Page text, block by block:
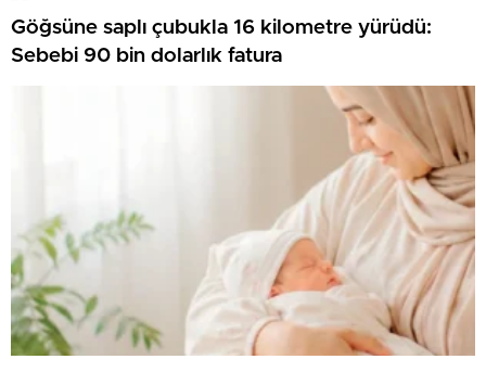
Göğsüne saplı çubukla 16 kilometre yürüdü:
Sebebi 90 bin dolarlık fatura